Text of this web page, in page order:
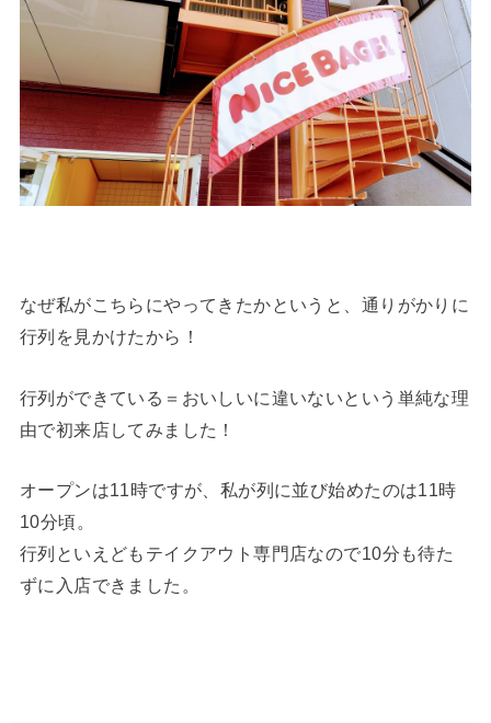
なぜ私がこちらにやってきたかというと、通りがかりに
行列を見かけたから！
行列ができている＝おいしいに違いないという単純な理
由で初来店してみました！
オープンは11時ですが、私が列に並び始めたのは11時
10分頃。
行列といえどもテイクアウト専門店なので10分も待た
ずに入店できました。